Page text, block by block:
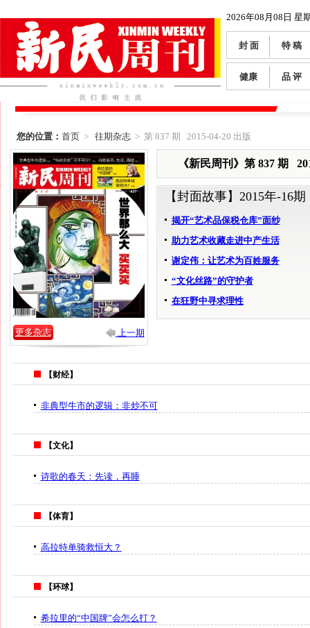
2026年08月08日 星
封 面 特 稿
健康 品 评
您的位置： 首页> 往期杂志> 第 837 期 2015-04-20 出版
更多杂志 上一期
《新民周刊》第 837 期
【封面故事】 2015年-16期
揭开“艺术品保税仓库”面纱
助力艺术收藏走进中产生活
谢定伟：让艺术为百姓服务
“文化丝路”的守护者
在狂野中寻求理性
【财经】
非典型牛市的逻辑：非炒不可
【文化】
诗歌的春天：先读，再睡
【体育】
高拉特单骑救恒大？
【环球】
希拉里的“中国牌”会怎么打？